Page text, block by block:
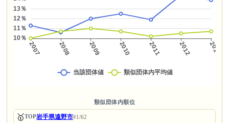
類似団体内順位
🥇TOP岩手県遠野市#1/62